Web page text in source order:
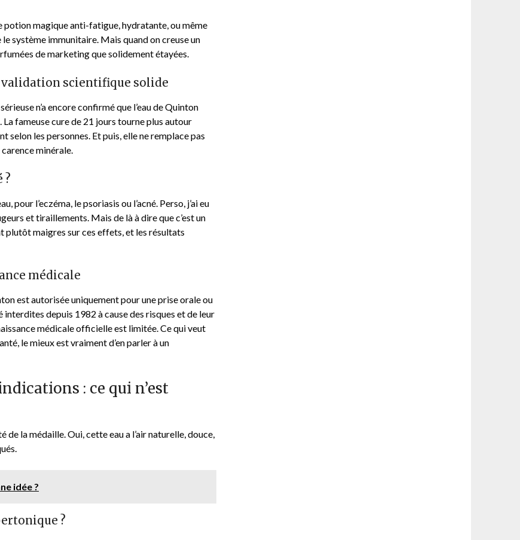
potion magique anti-fatigue, hydratante, ou même
système immunitaire. Mais quand on creuse un
de marketing que solidement étayées.
validation scientifique solide
n’a encore confirmé que l’eau de Quinton
fameuse cure de 21 jours tourne plus autour
les personnes. Et puis, elle ne remplace pas
minérale.
?
pour l’eczéma, le psoriasis ou l’acné. Perso, j’ai eu
et tiraillements. Mais de là à dire que c’est un
plutôt maigres sur ces effets, et les résultats
médicale
est autorisée uniquement pour une prise orale ou
depuis 1982 à cause des risques et de leur
médicale officielle est limitée. Ce qui veut
le mieux est vraiment d’en parler à un
: ce qui n’est
de la médaille. Oui, cette eau a l’air naturelle, douce,
idée ?
?